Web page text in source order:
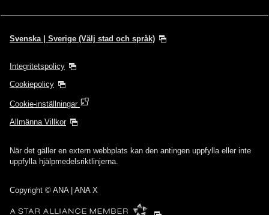
Svenska | Sverige (Välj stad och språk)
Integritetspolicy
Cookiepolicy
Cookie-inställningar
Allmänna Villkor
När det gäller en extern webbplats kan den antingen uppfylla eller inte
uppfylla hjälpmedelsriktlinjerna.
Copyright © ANA | ANA X